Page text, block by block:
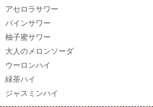
アセロラサワー
パインサワー
柚子蜜サワー
大人のメロンソーダ
ウーロンハイ
緑茶ハイ
ジャスミンハイ